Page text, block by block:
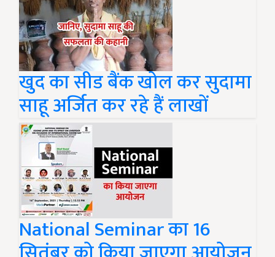
खुद का सीड बैंक खोल कर सुदामा
साहू अर्जित कर रहे हैं लाखों
National Seminar का 16